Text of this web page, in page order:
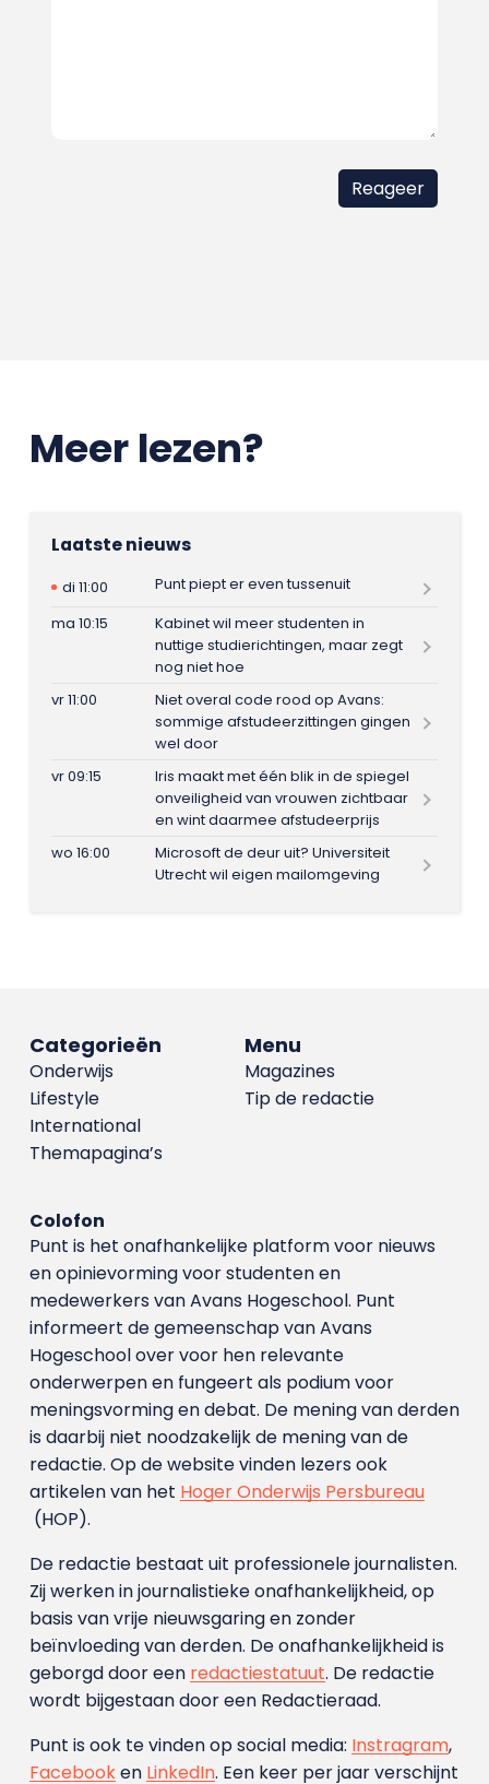
Meer lezen?
Laatste nieuws
di 11:00
Punt piept er even tussenuit
ma 10:15
Kabinet wil meer studenten in
nuttige studierichtingen, maar zegt
nog niet hoe
vr 11:00
Niet overal code rood op Avans:
sommige afstudeerzittingen gingen
wel door
vr 09:15
Iris maakt met één blik in de spiegel
onveiligheid van vrouwen zichtbaar
en wint daarmee afstudeerprijs
wo 16:00
Microsoft de deur uit? Universiteit
Utrecht wil eigen mailomgeving
Menu
Magazines
Tip de redactie
Categorieën
Onderwijs
Lifestyle
International
Themapagina’s
Colofon
Punt is het onafhankelijke platform voor nieuws
en opinievorming voor studenten en
medewerkers van Avans Hoge­school. Punt
informeert de gemeenschap van Avans
Hogeschool over voor hen relevante
onderwerpen en fungeert als podium voor
meningsvorming en debat. De mening van derden
is daarbij niet noodzakelijk de mening van de
redactie. Op de website vinden lezers ook
artikelen van het Hoger Onderwijs Persbureau
(HOP).
De redactie bestaat uit professionele journalisten.
Zij werken in journalistieke onafhankelijkheid, op
basis van vrije nieuwsgaring en zonder
beïnvloeding van derden. De onafhankelijkheid is
geborgd door een redactiestatuut. De redactie
wordt bijgestaan door een Redactieraad.
Punt is ook te vinden op social media: Instragram,
Facebooken LinkedIn. Een keer per jaar verschijnt